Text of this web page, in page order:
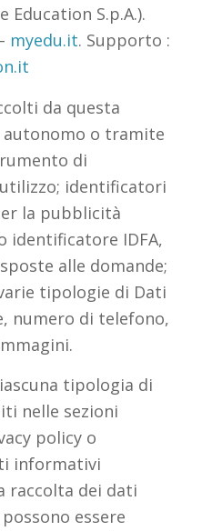
Education S.p.A.).
myedu.it. Supporto :
da questa
autonomo o tramite
di
identificatori
la pubblicità
identificatore IDFA,
alle domande;
tipologie di Dati
numero di telefono,
tipologia di
nelle sezioni
policy o
informativi
raccolta dei dati
essere